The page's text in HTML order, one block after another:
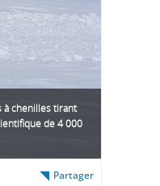
à chenilles tirant
de 4 000
Partager